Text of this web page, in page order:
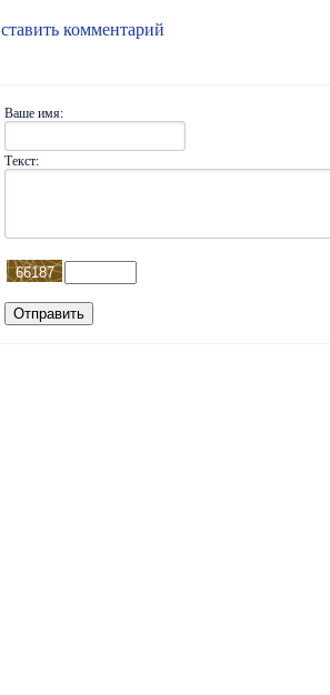
комментарий
Ваше имя:
Текст: